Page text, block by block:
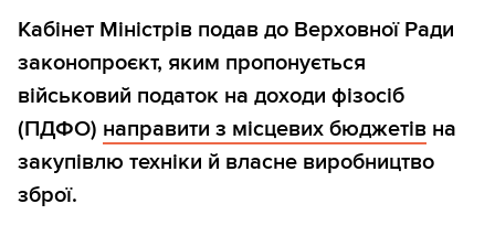
Кабінет Міністрів подав до Верховної Ради
законопроєкт, яким пропонується
військовий податок на доходи фізосіб
(ПДФО) направити з місцевих бюджетів на
закупівлю техніки й власне виробництво
зброї.